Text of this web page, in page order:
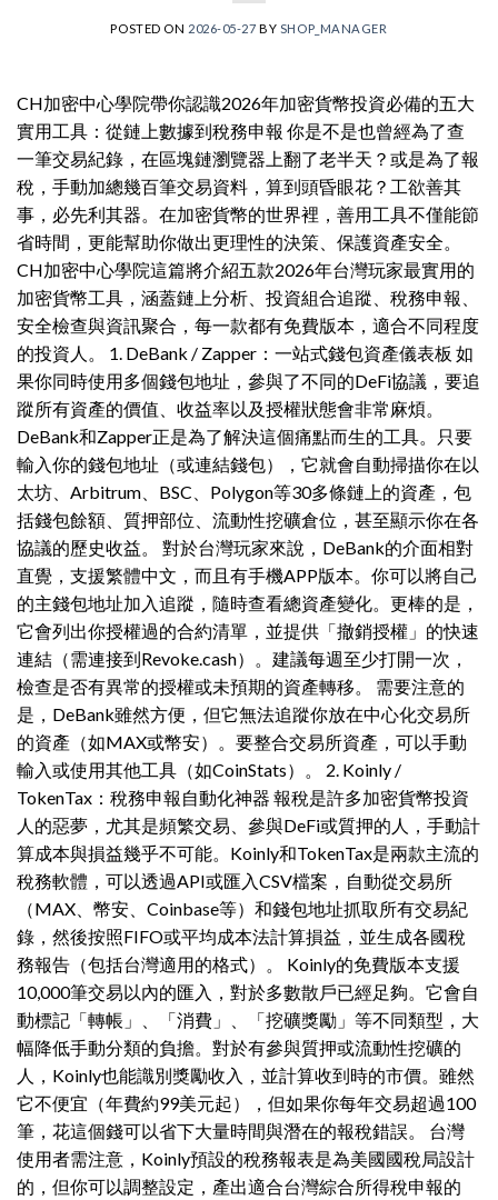
POSTED ON 2026-05-27 BY SHOP_MANAGER
CH加密中心學院帶你認識2026年加密貨幣投資必備的五大
實用工具：從鏈上數據到稅務申報 你是不是也曾經為了查
一筆交易紀錄，在區塊鏈瀏覽器上翻了老半天？或是為了報
稅，手動加總幾百筆交易資料，算到頭昏眼花？工欲善其
事，必先利其器。在加密貨幣的世界裡，善用工具不僅能節
省時間，更能幫助你做出更理性的決策、保護資產安全。
CH加密中心學院這篇將介紹五款2026年台灣玩家最實用的
加密貨幣工具，涵蓋鏈上分析、投資組合追蹤、稅務申報、
安全檢查與資訊聚合，每一款都有免費版本，適合不同程度
的投資人。 1. DeBank / Zapper：一站式錢包資產儀表板 如
果你同時使用多個錢包地址，參與了不同的DeFi協議，要追
蹤所有資產的價值、收益率以及授權狀態會非常麻煩。
DeBank和Zapper正是為了解決這個痛點而生的工具。只要
輸入你的錢包地址（或連結錢包），它就會自動掃描你在以
太坊、Arbitrum、BSC、Polygon等30多條鏈上的資產，包
括錢包餘額、質押部位、流動性挖礦倉位，甚至顯示你在各
協議的歷史收益。 對於台灣玩家來說，DeBank的介面相對
直覺，支援繁體中文，而且有手機APP版本。你可以將自己
的主錢包地址加入追蹤，隨時查看總資產變化。更棒的是，
它會列出你授權過的合約清單，並提供「撤銷授權」的快速
連結（需連接到Revoke.cash）。建議每週至少打開一次，
檢查是否有異常的授權或未預期的資產轉移。 需要注意的
是，DeBank雖然方便，但它無法追蹤你放在中心化交易所
的資產（如MAX或幣安）。要整合交易所資產，可以手動
輸入或使用其他工具（如CoinStats）。 2. Koinly /
TokenTax：稅務申報自動化神器 報稅是許多加密貨幣投資
人的惡夢，尤其是頻繁交易、參與DeFi或質押的人，手動計
算成本與損益幾乎不可能。Koinly和TokenTax是兩款主流的
稅務軟體，可以透過API或匯入CSV檔案，自動從交易所
（MAX、幣安、Coinbase等）和錢包地址抓取所有交易紀
錄，然後按照FIFO或平均成本法計算損益，並生成各國稅
務報告（包括台灣適用的格式）。 Koinly的免費版本支援
10,000筆交易以內的匯入，對於多數散戶已經足夠。它會自
動標記「轉帳」、「消費」、「挖礦獎勵」等不同類型，大
幅降低手動分類的負擔。對於有參與質押或流動性挖礦的
人，Koinly也能識別獎勵收入，並計算收到時的市價。雖然
它不便宜（年費約99美元起），但如果你每年交易超過100
筆，花這個錢可以省下大量時間與潛在的報稅錯誤。 台灣
使用者需注意，Koinly預設的稅務報表是為美國國稅局設計
的，但你可以調整設定，產出適合台灣綜合所得稅申報的